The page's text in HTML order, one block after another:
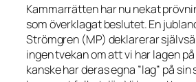
Kammarrätten har nu nekat
som överklagat beslutet. En
Strömgren (MP) deklarerar
ingen tvekan om att vi har lagen på
kanske har deras egna ”lag” på